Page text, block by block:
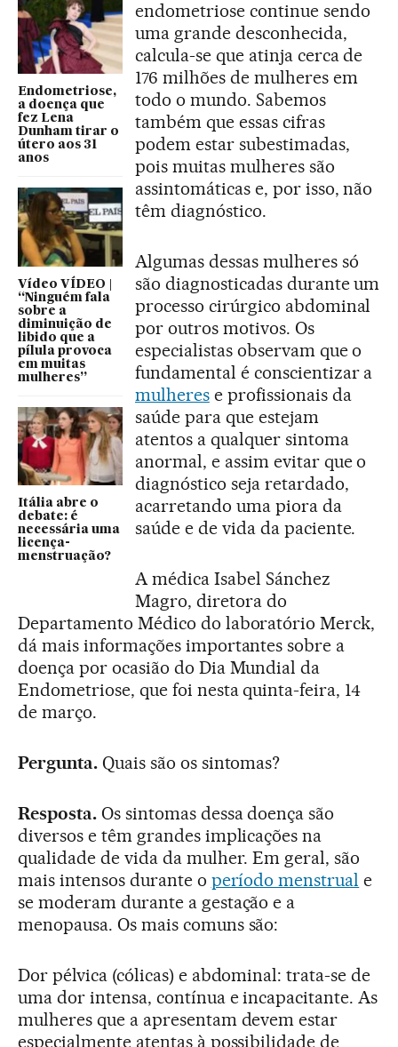
Endometriose,
a doença que
fez Lena
Dunham tirar o
útero aos 31
anos
Vídeo VÍDEO |
“Ninguém fala
sobre a
diminuição de
libido que a
pílula provoca
em muitas
mulheres”
Itália abre o
debate: é
necessária uma
licença-
menstruação?
endometriose continue sendo
uma grande desconhecida,
calcula-se que atinja cerca de
176 milhões de mulheres em
todo o mundo. Sabemos
também que essas cifras
podem estar subestimadas,
pois muitas mulheres são
assintomáticas e, por isso, não
têm diagnóstico.
Algumas dessas mulheres só
são diagnosticadas durante um
processo cirúrgico abdominal
por outros motivos. Os
especialistas observam que o
fundamental é conscientizar a
mulherese profissionais da
saúde para que estejam
atentos a qualquer sintoma
anormal, e assim evitar que o
diagnóstico seja retardado,
acarretando uma piora da
saúde e de vida da paciente.
A médica Isabel Sánchez
Magro, diretora do
Departamento Médico do laboratório Merck,
dá mais informações importantes sobre a
doença por ocasião do Dia Mundial da
Endometriose, que foi nesta quinta-feira, 14
de março.
Pergunta. Quais são os sintomas?
Resposta. Os sintomas dessa doença são
diversos e têm grandes implicações na
qualidade de vida da mulher. Em geral, são
mais intensos durante o período menstrual e
se moderam durante a gestação e a
menopausa. Os mais comuns são:
Dor pélvica (cólicas) e abdominal: trata-se de
uma dor intensa, contínua e incapacitante. As
mulheres que a apresentam devem estar
especialmente atentas à possibilidade de